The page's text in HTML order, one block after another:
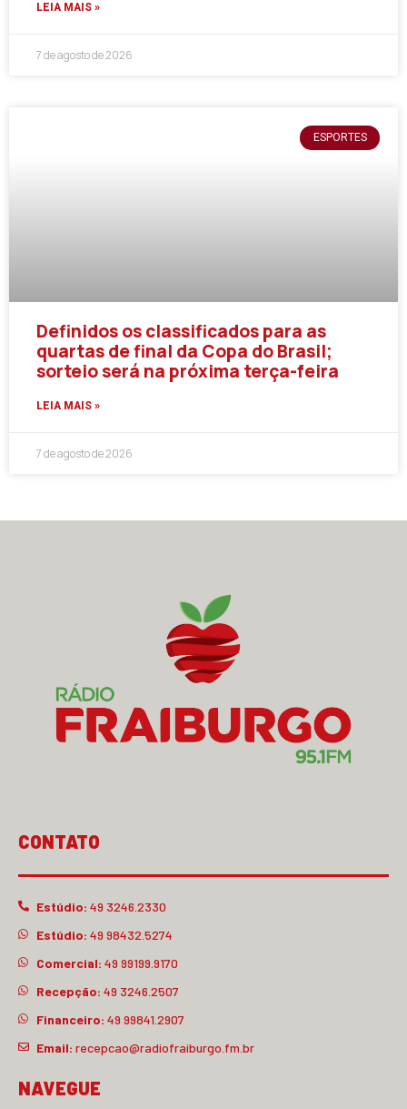
LEIA MAIS »
7 de agosto de 2026
ESPORTES
Definidos os classificados para as
quartas de final da Copa do Brasil;
sorteio será na próxima terça-feira
LEIA MAIS »
7 de agosto de 2026
CONTATO
Estúdio: 49 3246.2330
Estúdio: 49 98432.5274
Comercial: 49 99199.9170
Recepção: 49 3246.2507
Financeiro: 49 99841.2907
Email: recepcao@radiofraiburgo.fm.br
NAVEGUE